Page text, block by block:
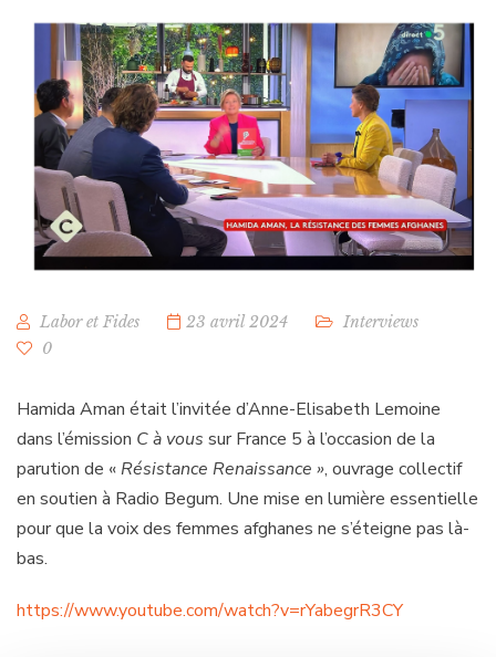
Labor et Fides 23 avril 2024
Interviews
0
Hamida Aman était l’invitée d’Anne-Elisabeth Lemoine
dans l’émission C à vous sur France 5 à l’occasion de la
parution de «Résistance Renaissance », ouvrage collectif
en soutien à Radio Begum. Une mise en lumière essentielle
pour que la voix des femmes afghanes ne s’éteigne pas là-
bas.
https://www.youtube.com/watch?v=rYabegrR3CY